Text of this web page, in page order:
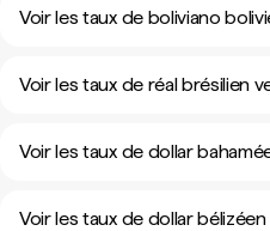
Voir les taux de boliviano
Voir les taux de réal brésilien
Voir les taux de dollar
Voir les taux de dollar